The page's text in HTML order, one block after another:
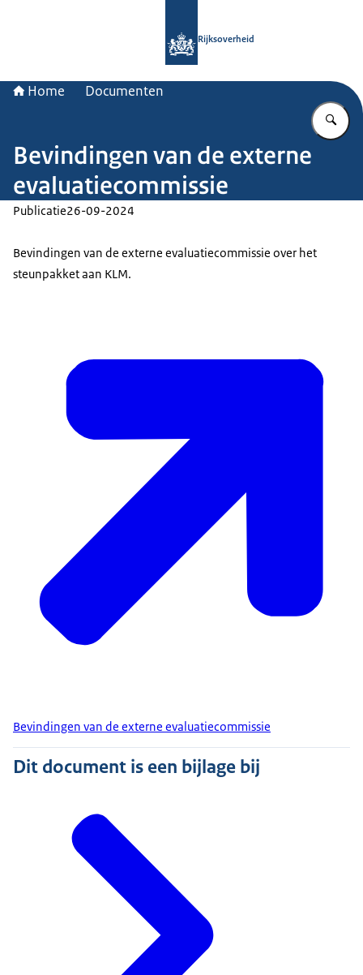
Rijksoverheid
Home Documenten
Bevindingen van de externe
evaluatiecommissie
Publicatie26-09-2024
Bevindingen van de externe evaluatiecommissie over het
steunpakket aan KLM.
Bevindingen van de externe evaluatiecommissie
Dit document is een bijlage bij